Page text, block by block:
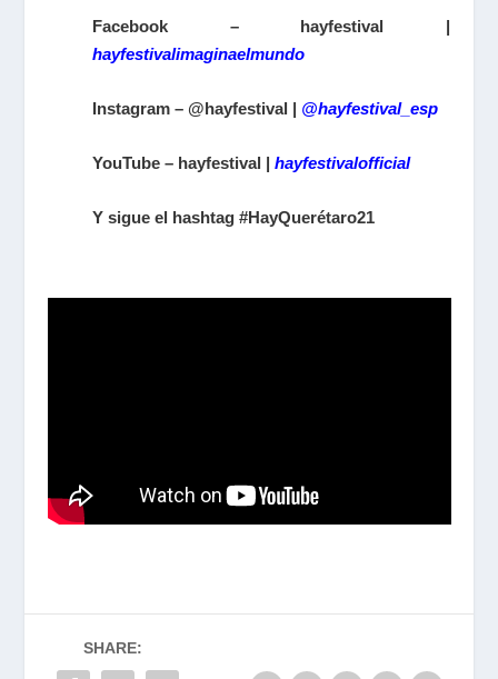
Facebook – hayfestival |
hayfestivalimaginaelmundo
Instagram – @hayfestival | @hayfestival_esp
YouTube – hayfestival | hayfestivalofficial
Y sigue el hashtag #HayQuerétaro21
SHARE: